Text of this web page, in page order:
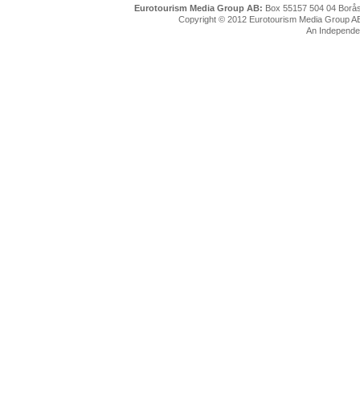
Eurotourism Media Group AB: Box 55157 504 04
Copyright © 2012 Eurotourism Media Group
An